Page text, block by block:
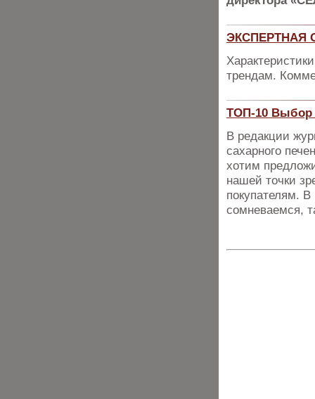
ЭКСПЕРТНАЯ
трендам.
ТОП-10 Выбор
В редакции
сахарного
хотим
нашей точки
покупателям.
сомневаемся,